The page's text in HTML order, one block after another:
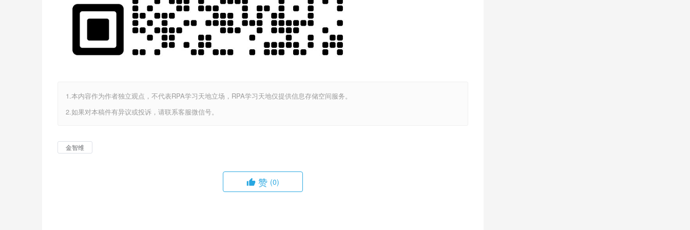
1.本内容作为作者独立观点，不代表RPA学习天地立场，RPA学习天地仅提供信息存储空间服务。
2.如果对本稿件有异议或投诉，请联系客服微信号。
金智维
赞 (0)